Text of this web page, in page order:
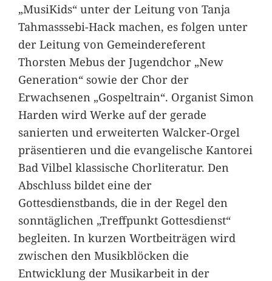
„MusiKids“ unter der Leitung von Tanja
Tahmasssebi-Hack machen, es folgen unter
der Leitung von Gemeindereferent
Thorsten Mebus der Jugendchor „New
Generation“ sowie der Chor der
Erwachsenen „Gospeltrain“. Organist Simon
Harden wird Werke auf der gerade
sanierten und erweiterten Walcker-Orgel
präsentieren und die evangelische Kantorei
Bad Vilbel klassische Chorliteratur. Den
Abschluss bildet eine der
Gottesdienstbands, die in der Regel den
sonntäglichen „Treffpunkt Gottesdienst“
begleiten. In kurzen Wortbeiträgen wird
zwischen den Musikblöcken die
Entwicklung der Musikarbeit in der